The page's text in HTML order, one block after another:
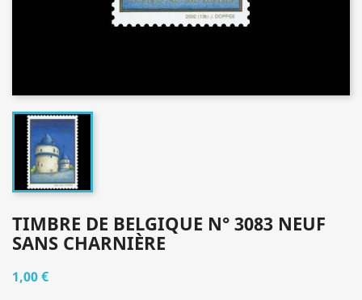
TIMBRE DE BELGIQUE N° 3083 NEUF
SANS CHARNIÈRE
1,00 €